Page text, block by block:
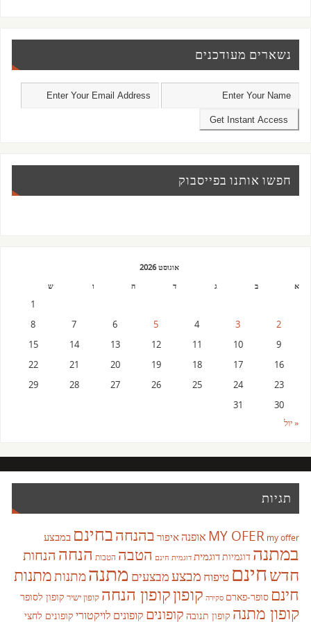
נשארים מעודכנים
חפשו אותנו בפייסבוק
אוגוסט 2026
א
ב ג ד ה ו ש
1
2
3
4
5
6
7
8
9
10
11
12
13
14
15
16
17
18
19
20
21
22
23
24
25
26
27
28
29
30
31
« יול
תגיות
MY OFER my offer אופנהאיפור בהנחהבחינם במבצע
במתנה דוגמיותדוגמית דוגמית חינם הטבה הטבות הנחה הנחות
חדשחינם טיפוח מבצעמבצעים מתנהמתנותמתנות
חינם סופר-פארם סקירה קופוןקופון הנחה קופון ישיר קופון לסופר
קופון מתנה קופון תנובה קופונים קופונים לויקטורי קופונים לחצי